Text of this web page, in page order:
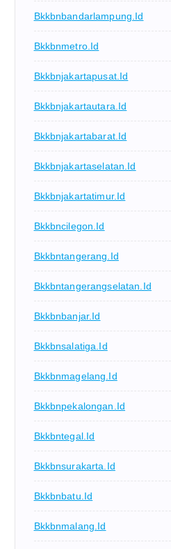
Bkkbnbandarlampung.id
Bkkbnmetro.id
Bkkbnjakartapusat.id
Bkkbnjakartautara.id
Bkkbnjakartabarat.id
Bkkbnjakartaselatan.id
Bkkbnjakartatimur.id
Bkkbncilegon.id
Bkkbntangerang.id
Bkkbntangerangselatan.id
Bkkbnbanjar.id
Bkkbnsalatiga.id
Bkkbnmagelang.id
Bkkbnpekalongan.id
Bkkbntegal.id
Bkkbnsurakarta.id
Bkkbnbatu.id
Bkkbnmalang.id